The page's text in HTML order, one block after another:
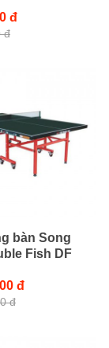
đ
đ
bàn Song
Fish DF
đ
đ